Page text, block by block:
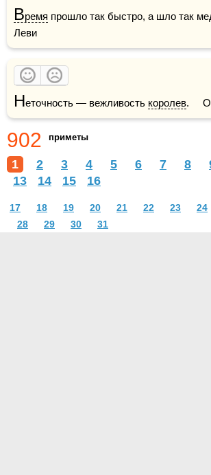
Время прошло так быстро, а шло так
Леви
Неточность — вежливость королев.
902 приметы
1 2 3 4 5 6 7 8
13
14 15 16
17 18 19 20 21 22 23 24
28
29 30 31